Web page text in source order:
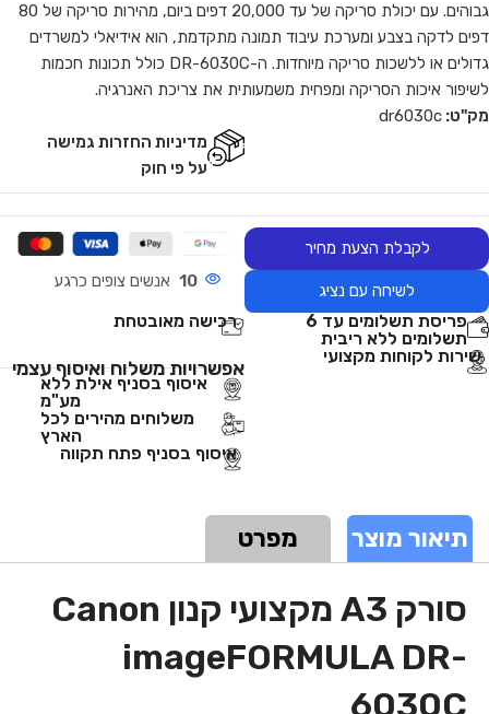
גבוהים. עם יכולת סריקה של עד 20,000 דפים ביום, מהירות סריקה של 80
דפים לדקה בצבע ומערכת עיבוד תמונה מתקדמת, הוא אידיאלי למשרדים
גדולים או ללשכות סריקה מיוחדות. ה-DR-6030C כולל תכונות חכמות
לשיפור איכות הסריקה ומפחית משמעותית את צריכת האנרגיה.
מק"ט: dr6030c
מדיניות החזרות גמישה
על פי חוק
לקבלת הצעת מחיר
לשיחה עם נציג 10 אנשים צופים כרגע
פריסת תשלומים עד 6
תשלומים ללא ריבית
רכישה מאובטחת
שירות לקוחות מקצועי
אפשרויות משלוח ואיסוף עצמי
איסוף בסניף אילת ללא
מע"מ
משלוחים מהירים לכל
הארץ
איסוף בסניף פתח תקווה
תיאור מוצר מפרט
סורק A3 מקצועי קנון Canon
imageFORMULA DR-
6030C